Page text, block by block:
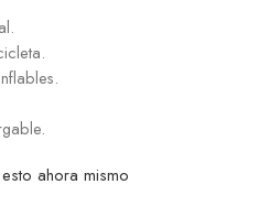
ahora mismo